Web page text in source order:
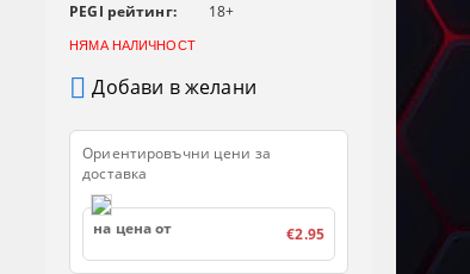
PEGI рейтинг:
18+
НЯМА НАЛИЧНОСТ
Добави в желани
Ориентировъчни цени за
доставка
на цена от €2.95